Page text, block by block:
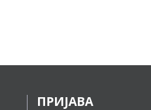
ПРИЈАВА